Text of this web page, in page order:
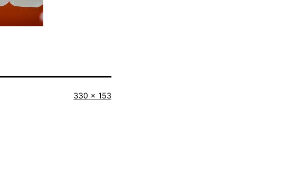
Tamaño
330 × 153